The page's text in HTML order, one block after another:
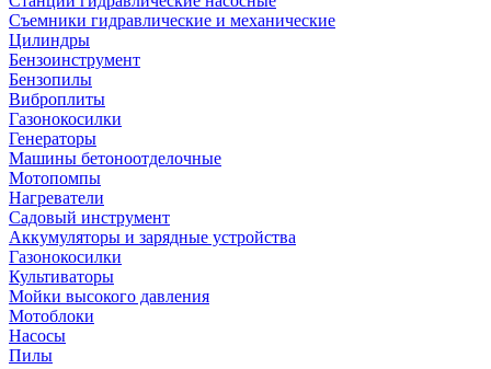
Съемники гидравлические и механические
Цилиндры
Бензоинструмент
Бензопилы
Виброплиты
Газонокосилки
Генераторы
Машины бетоноотделочные
Мотопомпы
Нагреватели
Садовый инструмент
Аккумуляторы и зарядные устройства
Газонокосилки
Культиваторы
Мойки высокого давления
Мотоблоки
Насосы
Пилы